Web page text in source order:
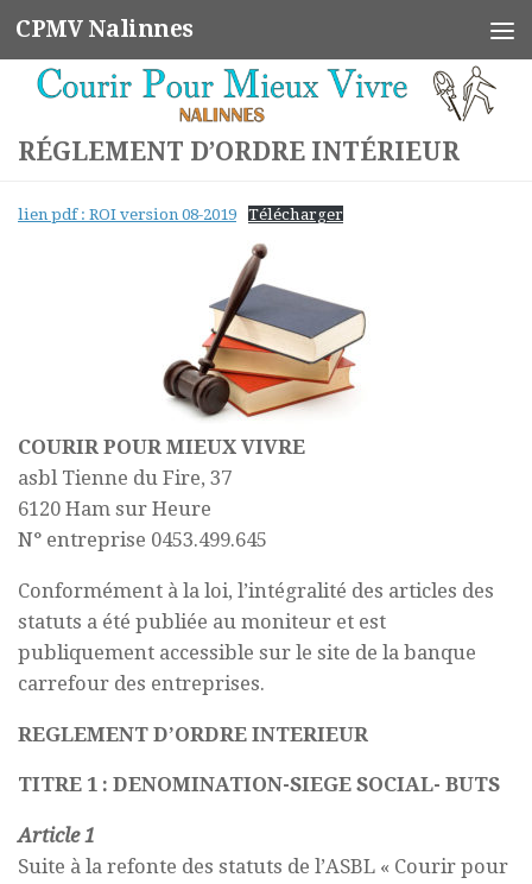
Skip to content
CPMV Nalinnes
RÉGLEMENT D’ORDRE INTÉRIEUR
lien pdf : ROI version 08-2019 Télécharger
COURIR POUR MIEUX VIVRE
asbl Tienne du Fire, 37
6120 Ham sur Heure
N° entreprise 0453.499.645
Conformément à la loi, l’intégralité des articles des
statuts a été publiée au moniteur et est
publiquement accessible sur le site de la banque
carrefour des entreprises.
REGLEMENT D’ORDRE INTERIEUR
TITRE 1 : DENOMINATION-SIEGE SOCIAL- BUTS
Article 1
Suite à la refonte des statuts de l’ASBL « Courir pour